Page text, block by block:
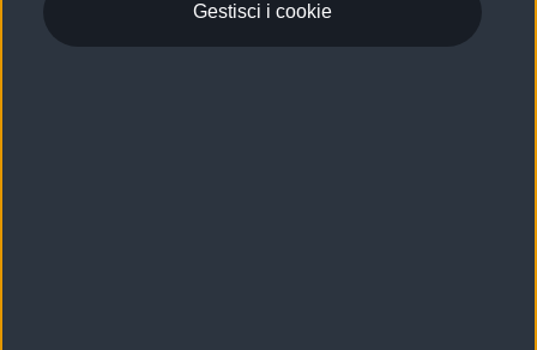
Gestisci i cookie